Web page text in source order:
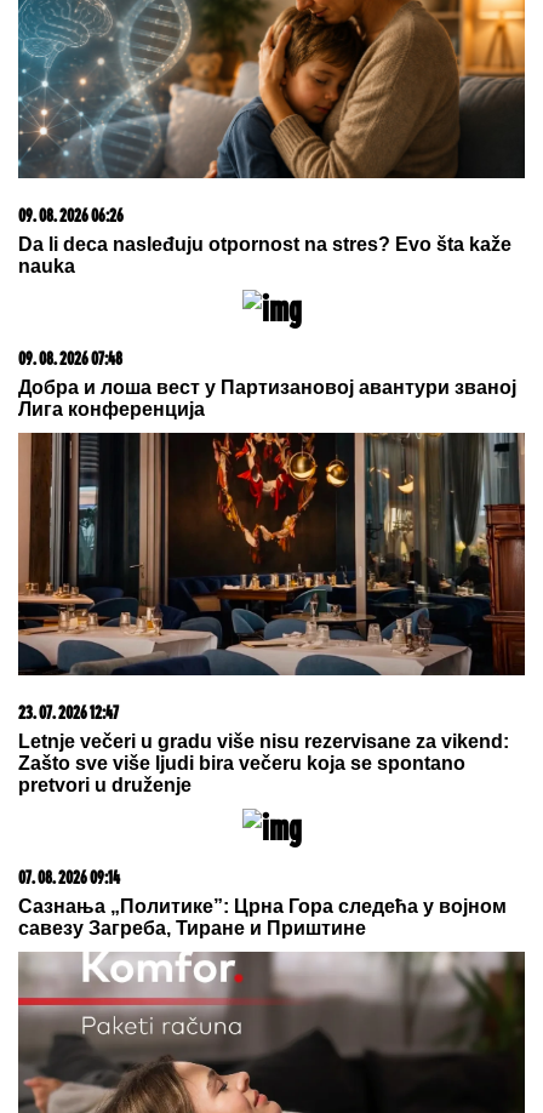
09. 08. 2026 08:26
Ceca se vratila iz Španije puna utisaka: Otkrila sve o
Сабаљенка наставила лош низ, Александрова је
03. 08. 2026 07:31
25.000 kupaca već kupuje uz PerSu Extra. A ti? Saznaj
09. 08. 2026 06:26
Da li deca nasleđuju otpornost na stres? Evo šta kaže
nauka